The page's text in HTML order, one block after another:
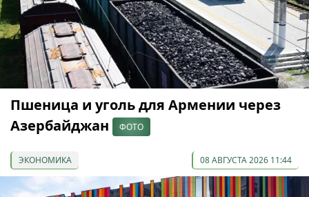
Пшеница и уголь для Армении через
Азербайджан
ФОТО
ЭКОНОМИКА 08 АВГУСТА 2026 11:44